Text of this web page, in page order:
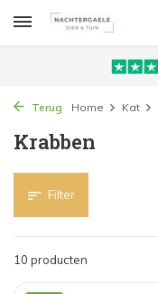
Terug Home Kat
Krabben
Filter
10 producten